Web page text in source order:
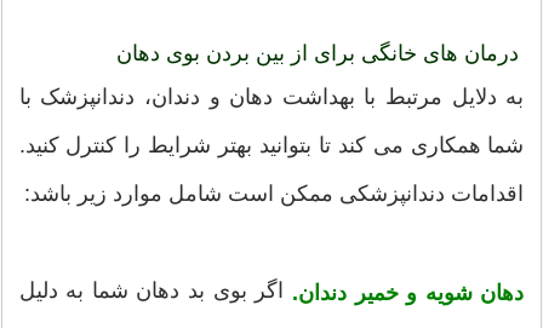
درمان های خانگی برای از بین بردن بوی دهان
به دلایل مرتبط با بهداشت دهان و دندان، دندانپزشک با
شما همکاری می کند تا بتوانید بهتر شرایط را کنترل کنید.
اقدامات دندانپزشکی ممکن است شامل موارد زیر باشد:
دهان شویه و خمیر دندان. اگر بوی بد دهان شما به دلیل